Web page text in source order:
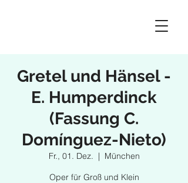
Gretel und Hänsel -
E. Humperdinck
(Fassung C.
Domínguez-Nieto)
Fr., 01. Dez.
  |
München
Oper für Groß und Klein